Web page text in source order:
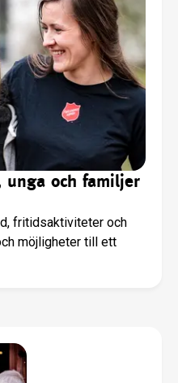
unga och familjer
fritidsaktiviteter och
möjligheter till ett